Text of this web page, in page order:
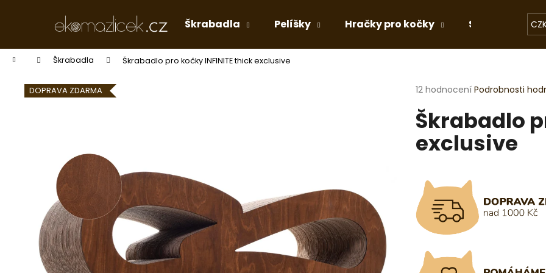
Škrabadla Pelíšky Hračky pro kočky Stelivo
Domů Škrabadla Škrabadlo pro kočky INFINITE thick exclusive
Průměrné
produktu
je
z
12 hodnocení Podrobnosti
Škrabadlo
exclusive
DOPRAVA ZDARMA
í
Zpět
do
obchodu
Zpět
do
obchodu
Co potřebujete najít?
HLEDAT